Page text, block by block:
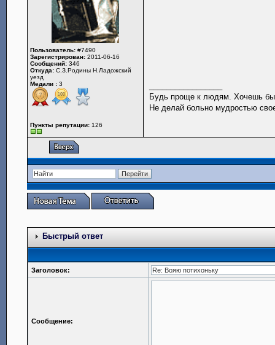
Пользователь: #7490
Зарегистрирован: 2011-06-16
Сообщений: 346
Откуда: С.З.Родины Н.Ладожский
уезд
Медали : 3
Пункты репутации: 126
Будь проще к людям. Хочешь
Не делай больно мудростью
Быстрый ответ
Заголовок:
Сообщение: